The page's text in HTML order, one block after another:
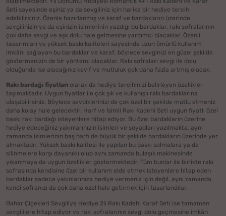
Seti sayesinde eşiniz ya da sevgiliniz için harika bir hediye tercih
edebilirsiniz. Özenle hazırlanmış ve karaf ve bardakların üzerinde
sevgilinizin ya da eşinizin isimlerinin yazdığı bu bardaklar, rakı sofralarının
çok daha sevgi ve aşk dolu hale gelmesine yardımcı olacaklar. Özenli
tasarımları ve yüksek baskı kaliteleri sayesinde uzun ömürlü kullanım
imkânı sağlayan bu bardaklar ve karaf, böylece sevginizi en güzel şekilde
göstermenizin de bir yöntemi olacaklar. Rakı sofraları sevgi ile dolu
olduğunda ise alacağınız keyif ve mutluluk çok daha fazla artmış olacak.
Rakı bardağı fiyatları olarak da hediye tercihinizi belirleyen özellikler
taşımaktadır. Uygun fiyatlar ile çok şık ve kullanışlı rakı bardaklarına
ulaşabilirsiniz. Böylece sevdiklerinizi de çok özel bir şekilde mutlu etmeniz
daha kolay hale gelecektir. Harf ve İsimli Rakı Kadehi Seti uygun fiyatlı özel
baskı rakı bardağı isteyenlere hitap ediyor. Bu özel bardakların üzerine
hediye edeceğiniz yakınlarınızın isimleri ve soyadları yazılmakta, aynı
zamanda isimlerinin baş harfi de büyük bir şekilde bardakların üzerinde yer
almaktadır. Yüksek baskı kalitesi ile yapılan bu baskı solmalara ya da
silinmelere karşı dayanıklı olup aynı zamanda bulaşık makinesinde
yıkanmaya da uygun özellikler göstermektedir. Tüm bunlar ile birlikte rakı
sofrasında kendisine özel bir kullanım elde etmek isteyenlere hitap eden
bardaklar sadece yakınlarınıza hediye vermeniz için değil, aynı zamanda
kendi sofranızı da çok daha özel hale getirmek için tasarlandılar.
Bahar Çiçekleri Sevgiliye Hediye 2li Rakı Kadehi Karaf Seti ise tamamen
sevgililere hitap ediyor ve rakı sofralarının sevgi dolu geçmesine imkân